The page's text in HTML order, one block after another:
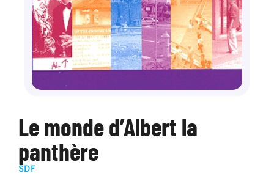
Le monde d’Albert la
panthère
SDF